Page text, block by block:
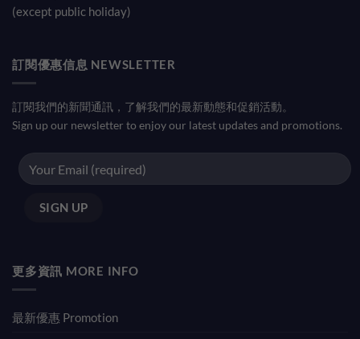
(except public holiday)
訂閱優惠信息 NEWSLETTER
訂閱我們的新聞通訊，了解我們的最新動態和促銷活動。
Sign up our newsletter to enjoy our latest updates and promotions.
更多資訊 MORE INFO
最新優惠 Promotion